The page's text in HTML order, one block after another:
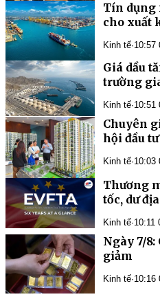
Tín dụng
cho xuất
Kinh tế·10:57
Giá dầu
trường
Kinh tế·10:51
Chuyên
hội đầu
Kinh tế·10:03
Thương
tốc, dư
Kinh tế·10:11
Ngày 7/
giảm
Kinh tế·10:16